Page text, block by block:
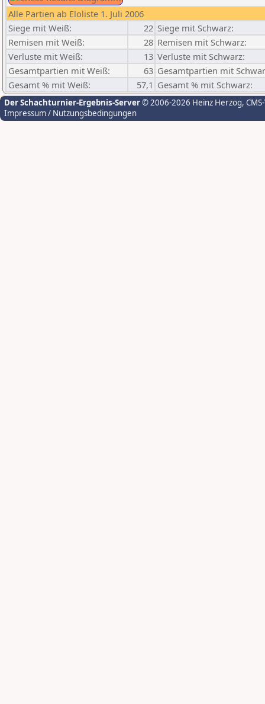
Alle Partien ab Eloliste 1. Juli 2006
Siege mit Weiß:
22 Siege mit Schwarz:
Remisen mit Weiß:
28 Remisen mit Schwarz:
Verluste mit Weiß:
13 Verluste mit Schwarz:
Gesamtpartien mit Weiß:
63 Gesamtpartien mit
Gesamt % mit Weiß:
57,1 Gesamt % mit Schwarz:
Der Schachturnier-Ergebnis-Server© 2006-2026 Heinz Herzog,
Impressum / Nutzungsbedingungen